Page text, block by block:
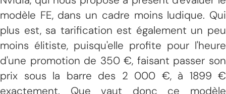
modèle FE, dans un cadre moins ludique. Qui
plus est, sa tarification est également un peu
moins élitiste, puisqu'elle profite pour l'heure
d'une promotion de 350 €, faisant passer son
prix sous la barre des 2 000 €, à 1899 €
exactement. Que vaut donc ce modèle